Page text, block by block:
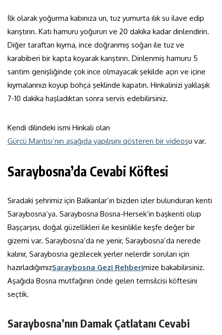
İlk olarak yoğurma kabınıza un, tuz yumurta ılık su ilave edip
karıştırın. Katı hamuru yoğurun ve 20 dakika kadar dinlendirin.
Diğer taraftan kıyma, ince doğranmış soğan ile tuz ve
karabiberi bir kapta koyarak karıştırın. Dinlenmiş hamuru 5
santim genişliğinde çok ince olmayacak şekilde açın ve içine
kıymalarınızı koyup bohça şeklinde kapatın. Hinkalinizi yaklaşık
7-10 dakika haşladıktan sonra servis edebilirsiniz.
Kendi dilindeki ismi Hinkali olan
Gürcü Mantısı’nın aşağıda yapılışını gösteren bir videosu var.
Saraybosna’da Cevabi Köftesi
Sıradaki şehrimiz için Balkanlar’ın bizden izler bulunduran kenti
Saraybosna’ya. Saraybosna Bosna-Hersek’in başkenti olup
Başçarşısı, doğal güzellikleri ile kesinlikle keşfe değer bir
gizemi var. Saraybosna’da ne yenir, Saraybosna’da nerede
kalınır, Saraybosna gezilecek yerler nelerdir soruları için
hazırladığımızSaraybosna Gezi Rehberimize bakabilirsiniz.
Aşağıda Bosna mutfağının önde gelen temsilcisi köftesini
seçtik.
Saraybosna’nın Damak Çatlatanı Cevabi